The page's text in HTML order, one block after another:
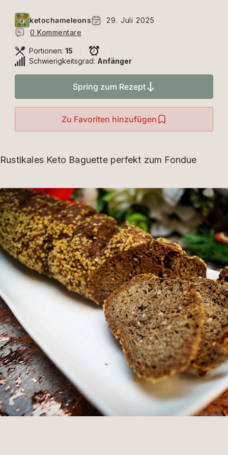
ketochameleons
29. Juli 2025
0 Kommentare
Portionen: 15
Schwierigkeitsgrad: Anfänger
Spring zum Rezept
Zu Favoriten hinzufügen
Rustikales Keto Baguette perfekt zum Fondue